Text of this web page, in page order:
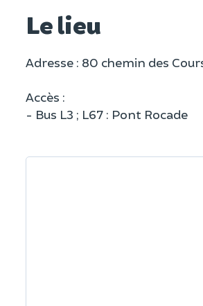
Le lieu
Adresse : 80 chemin des
Accès :
- Bus L3 ; L67 : Pont Rocade